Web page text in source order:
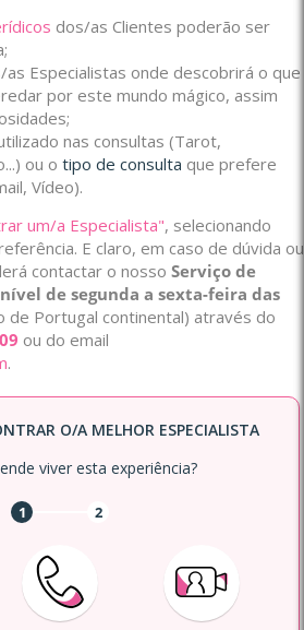
dos/as Clientes poderão ser
as Especialistas onde descobrirá o que
por este mundo mágico, assim
nas consultas (Tarot,
ou o tipo de consulta que prefere
Vídeo).
um/a Especialista", selecionando
E claro, em caso de dúvida ou
contactar o nosso Serviço de
de segunda a sexta-feira das
de Portugal continental) através do
ou do email
.
O/A MELHOR ESPECIALISTA
viver esta experiência?
1 2